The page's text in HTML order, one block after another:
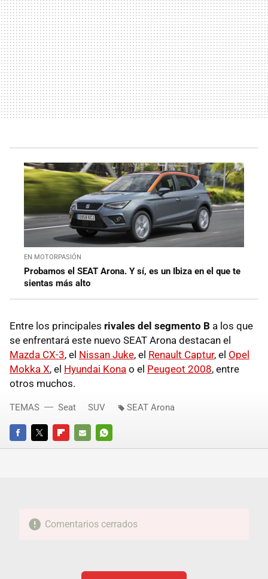
EN MOTORPASIÓN
Probamos el SEAT Arona. Y sí, es un Ibiza en el que te
sientas más alto
Entre los principales rivales del segmento B a los que
se enfrentará este nuevo SEAT Arona destacan el
Mazda CX-3, el Nissan Juke, el Renault Captur, el Opel
Mokka X, el Hyundai Kona o el Peugeot 2008, entre
otros muchos.
FACEBOOKTWITTERFLIPBOARD
E-
WHATSAPP
TEMAS Seat SUV SEAT Arona
Comentarios cerrados